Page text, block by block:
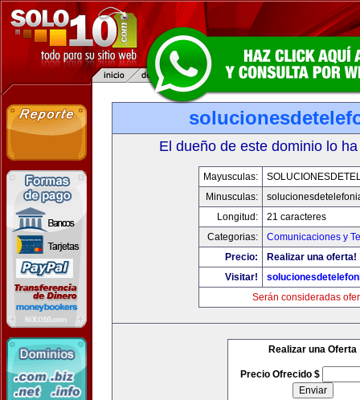
El dueño de este dominio lo
Mayusculas:
Minusculas:
Longitud:
21 caracteres
Categorias:
Comunicaciones y
Precio:
Realizar una oferta!
Visitar!
Serán consideradas
Realizar una Oferta
Precio Ofrecido $